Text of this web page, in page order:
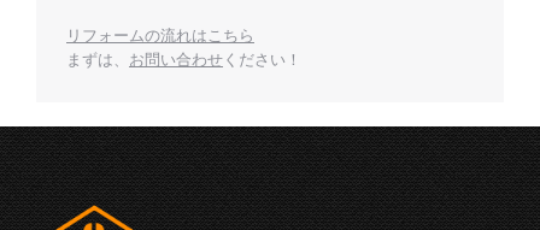
リフォームの流れはこちら
まずは、 お問い合わせ ください！